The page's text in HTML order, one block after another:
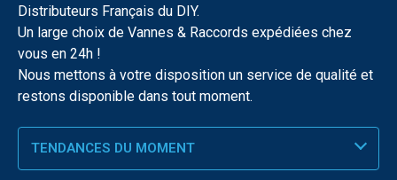
Distributeurs Français du DIY.
Un large choix de Vannes & Raccords expédiées chez
vous en 24h !
Nous mettons à votre disposition un service de qualité et
restons disponible dans tout moment.
TENDANCES DU MOMENT